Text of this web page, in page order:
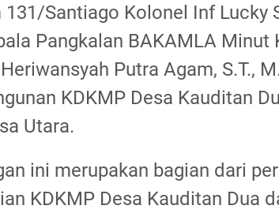
131/Santiago Kolonel Inf Lucky
Pangkalan BAKAMLA Minut
Putra Agam, S.T.,
KDKMP Desa Kauditan
Utara.
ini merupakan bagian dari
KDKMP Desa Kauditan Dua